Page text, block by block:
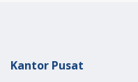
Kantor Pusat